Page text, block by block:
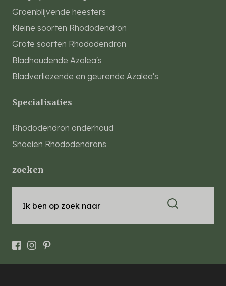
Groenblijvende heesters
Kleine soorten Rhododendron
Grote soorten Rhododendron
Bladhoudende Azalea's
Bladverliezende en geurende Azalea's
Specialisaties
Rhododendron onderhoud
Snoeien Rhododendrons
zoeken
Ik ben op zoek naar